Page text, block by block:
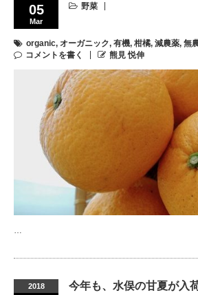
05
Mar
野菜
organic, オーガニック, 有機, 柑橘, 減農薬, 無
コメントを書く
熊見 悦伸
…
2018 今年も、水俣の甘夏が入